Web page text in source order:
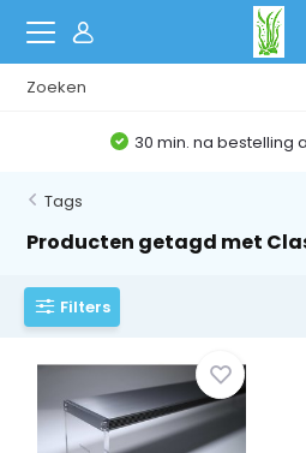
30 min. na bestelling
Tags
Producten getagd met
Filters